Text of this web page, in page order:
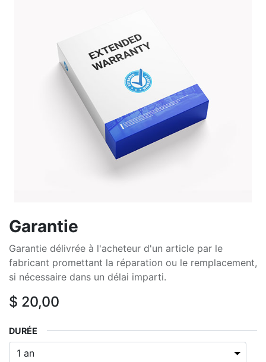
Garantie
Garantie délivrée à l'acheteur d'un article par le
fabricant promettant la réparation ou le remplacement,
si nécessaire dans un délai imparti.
$ 20,00
DURÉE